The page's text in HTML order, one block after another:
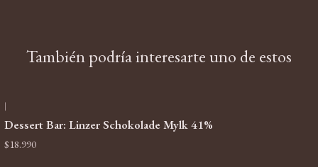
También podría interesarte uno de estos
|
Dessert Bar: Linzer Schokolade Mylk 41%
$18.990